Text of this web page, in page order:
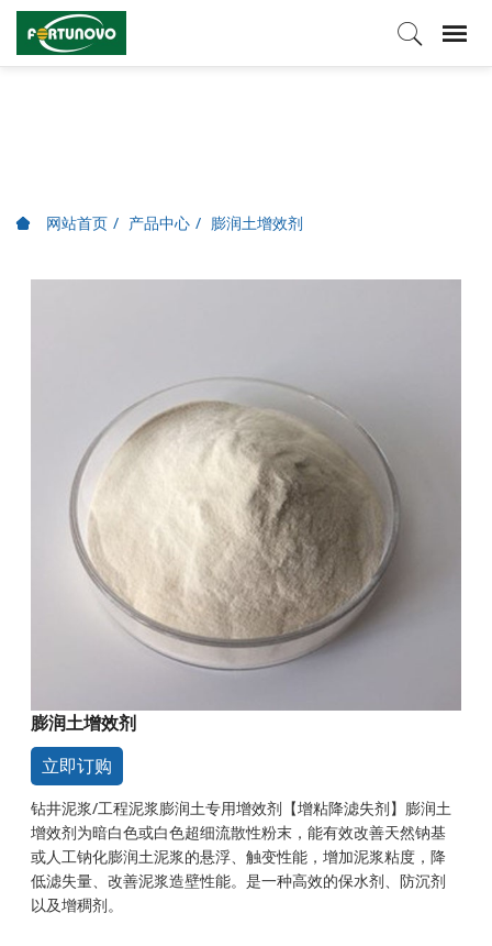
网站首页 产品中心 膨润土增效剂
膨润土增效剂
立即订购
钻井泥浆/工程泥浆膨润土专用增效剂【增粘降滤失剂】膨润土
增效剂为暗白色或白色超细流散性粉末，能有效改善天然钠基
或人工钠化膨润土泥浆的悬浮、触变性能，增加泥浆粘度，降
低滤失量、改善泥浆造壁性能。是一种高效的保水剂、防沉剂
以及增稠剂。